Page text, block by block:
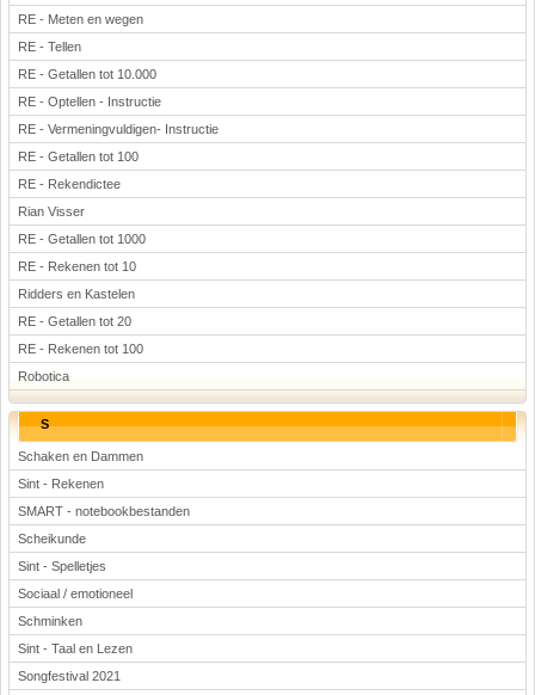
RE - Meten en wegen
RE - Tellen
RE - Getallen tot 10.000
RE - Optellen - Instructie
RE - Vermeningvuldigen- Instructie
RE - Getallen tot 100
RE - Rekendictee
Rian Visser
RE - Getallen tot 1000
RE - Rekenen tot 10
Ridders en Kastelen
RE - Getallen tot 20
RE - Rekenen tot 100
Robotica
S
Schaken en Dammen
Sint - Rekenen
SMART - notebookbestanden
Scheikunde
Sint - Spelletjes
Sociaal / emotioneel
Schminken
Sint - Taal en Lezen
Songfestival 2021